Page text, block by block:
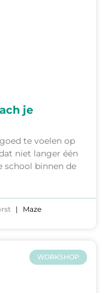
je
te voelen op
niet langer één
school binnen de
Maze
WORKSHOP